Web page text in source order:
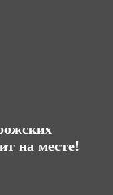
на месте!